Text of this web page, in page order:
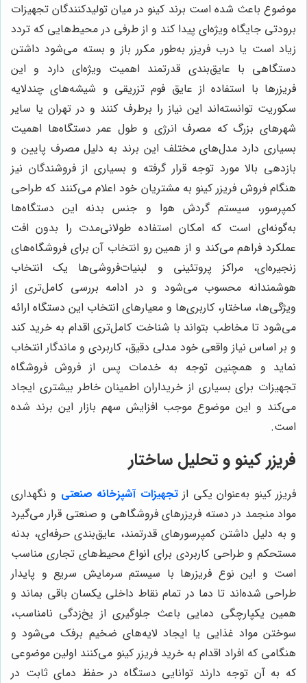
موضوع باعث شده است برند کینو در میان تولیدکنندگان تجهیزات
برودتی جایگاه ویژه‌ای پیدا کند و از طرفی در محیط‌هایی که تردد
زیاد است یا درب فریزر به‌طور مکرر باز و بسته می‌شود داشتن
دستگاهی با عایق‌بندی قدرتمند اهمیت ویژه‌ای دارد و این
فریزرها با استفاده از عایق فوم تزریقی و شیشه‌های چندلایه
سکوریت توانسته‌اند این نیاز را برطرف کنند و در تهران یا سایر
شهرهای بزرگ که مصرف انرژی و طول عمر دستگاه‌ها اهمیت
بسیاری دارد مدل‌های مختلف این برند به دلیل مصرف پایین و
بازدهی بالا مورد توجه قرار گرفته و بسیاری از فروشندگان نیز
هنگام فروش فریزر کینو به مشتریان خود اعلام می‌کنند که طراحی
کمپرسور، سیستم گردش هوا و جنس بدنه این دستگاه‌ها
به‌گونه‌ای است که امکان استفاده طولانی‌مدت را بدون افت
عملکرد فراهم می‌کند و از همین رو انتخاب آن برای فروشگاه‌های
زنجیره‌ای، مراکز پروتئینی و لبنیات‌فروشی‌ها یک انتخاب
هوشمندانه محسوب می‌شود و در ادامه بررسی کامل‌تری از
ویژگی‌ها، ساختار، کاربری‌ها و معیارهای انتخاب این دستگاه ارائه
می‌شود تا مخاطب بتواند با شناخت کامل‌تری اقدام به خرید کند
و بر اساس نیاز واقعی خود مدلی دقیق، کاربردی و ماندگار انتخاب
نماید و همچنین توجه به خدمات پس از فروش فروشگاه
تجهیزات برای بسیاری از خریداران اطمینان خاطر بیشتری ایجاد
می‌کند و این موضوع موجب افزایش سهم بازار این برند شده
است.
فریزر کینو و تحلیل ساختار
فریزر کینو به‌عنوان یکی ازتجهیزات آشپزخانه صنعتی و نگهداری
مواد منجمد در دسته فریزرهای فروشگاهی و صنعتی قرار می‌گیرد
و به دلیل داشتن کمپرسورهای قدرتمند، عایق‌بندی حرفه‌ای، بدنه
مستحکم و طراحی کاربردی برای انواع محیط‌های تجاری مناسب
است و این نوع فریزرها با سیستم سرمایش سریع و پایدار
طراحی شده‌اند تا دما در تمام نقاط داخلی یکسان باقی بماند و
همین یکپارچگی دمایی باعث جلوگیری از یخ‌زدگی نامناسب،
سوختن مواد غذایی یا ایجاد لایه‌های ضخیم برفک می‌شود و
هنگامی که افراد اقدام به خرید فریزر کینو می‌کنند اولین موضوعی
که به آن توجه دارند توانایی دستگاه در حفظ دمای ثابت در